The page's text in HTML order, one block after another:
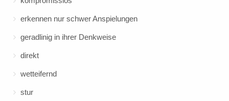
erkennen nur schwer Anspielungen
geradlinig in ihrer Denkweise
direkt
wetteifernd
stur